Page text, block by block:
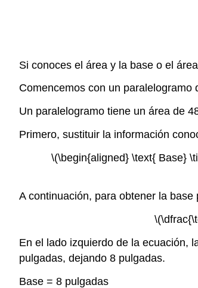
Si conoces el área y la base o el
Comencemos con un
Un paralelogramo tiene un área de
Primero, sustituir la información
\(\begin{aligned} \text{ Base}
A continuación, para obtener la
En el lado izquierdo de la ecuación,
pulgadas, dejando 8 pulgadas.
Base = 8 pulgadas